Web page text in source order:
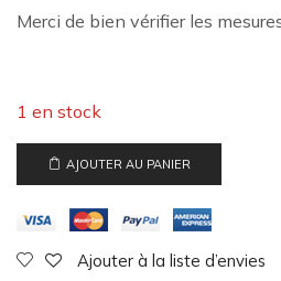
Merci de bien vérifier les
1 en stock
AJOUTER AU PANIER
Ajouter à la liste d’envies